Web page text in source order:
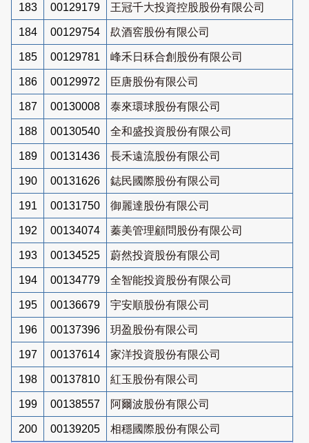
183 00129179 王冠千大投資控股股份有限公司
184 00129754 镹酒窖股份有限公司
185 00129781 峰禾日秝合創股份有限公司
186 00129972 臣唐股份有限公司
187 00130008 泰來環球股份有限公司
188 00130540 全和盛投資股份有限公司
189 00131436 長禾遠流股份有限公司
190 00131626 鋕民國際股份有限公司
191 00131750 御麗達股份有限公司
192 00134074 蓁美管理顧問股份有限公司
193 00134525 蔚然投資股份有限公司
194 00134779 全智能投資股份有限公司
195 00136679 宇安順股份有限公司
196 00137396 玥盈股份有限公司
197 00137614 家洋投資股份有限公司
198 00137810 紅玉股份有限公司
199 00138557 阿爾波股份有限公司
200 00139205
相穩國際股份有限公司